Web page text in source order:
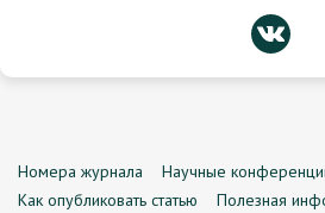
Номера журнала Научные
Как опубликовать статью
Полезная